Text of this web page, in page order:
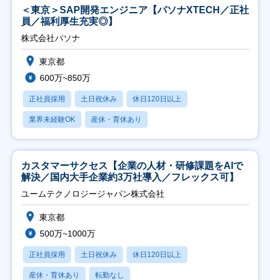
＜東京＞SAP開発エンジニア【パソナXTECH／正社
員／福利厚生充実◎】
株式会社パソナ
東京都
600万~850万
正社員採用 土日祝休み 休日120日以上
業界未経験OK 産休・育休あり
カスタマーサクセス【企業の人材・研修課題をAIで
解決／国内大手企業約3万社導入／フレックス可】
ユームテクノロジージャパン株式会社
東京都
500万~1000万
正社員採用 土日祝休み 休日120日以上
産休・育休あり 転勤なし